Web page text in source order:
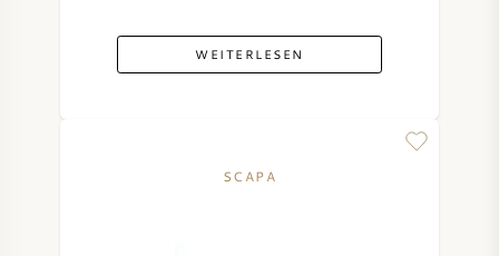
WEITERLESEN
SCAPA